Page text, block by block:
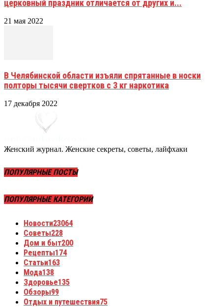
церковный праздник отличается от других и...
21 мая 2022
В Челябинской области изъяли спрятанные в носки
полторы тысячи свертков с 3 кг наркотика
17 декабря 2022
Женский журнал. Женские секреты, советы, лайфхаки
ПОПУЛЯРНЫЕ ПОСТЫ
ПОПУЛЯРНЫЕ КАТЕГОРИИ
Новости23064
Советы228
Дом и быт200
Рецепты174
Статьи163
Мода138
Здоровье135
Обзоры99
Отдых и путешествия75